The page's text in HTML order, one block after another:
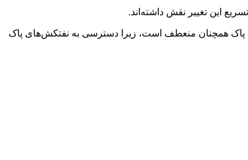
این تغییر نقش داشته‌اند.
پاک همچنان منعطف است، زیرا دسترسی به نفتکش‌های پاک